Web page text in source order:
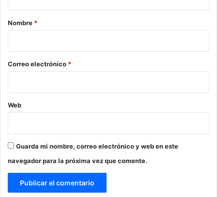
r
*
Nombre *
Correo electrónico *
Web
Guarda mi nombre, correo electrónico y web en este
navegador para la próxima vez que comente.